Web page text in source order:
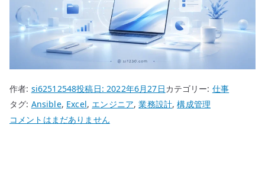
作者: si62512548投稿日:2022年6月27日カテゴリー: 仕事
タグ: Ansible, Excel, エンジニア,業務設計,構成管理
Excel
コメントはまだありません